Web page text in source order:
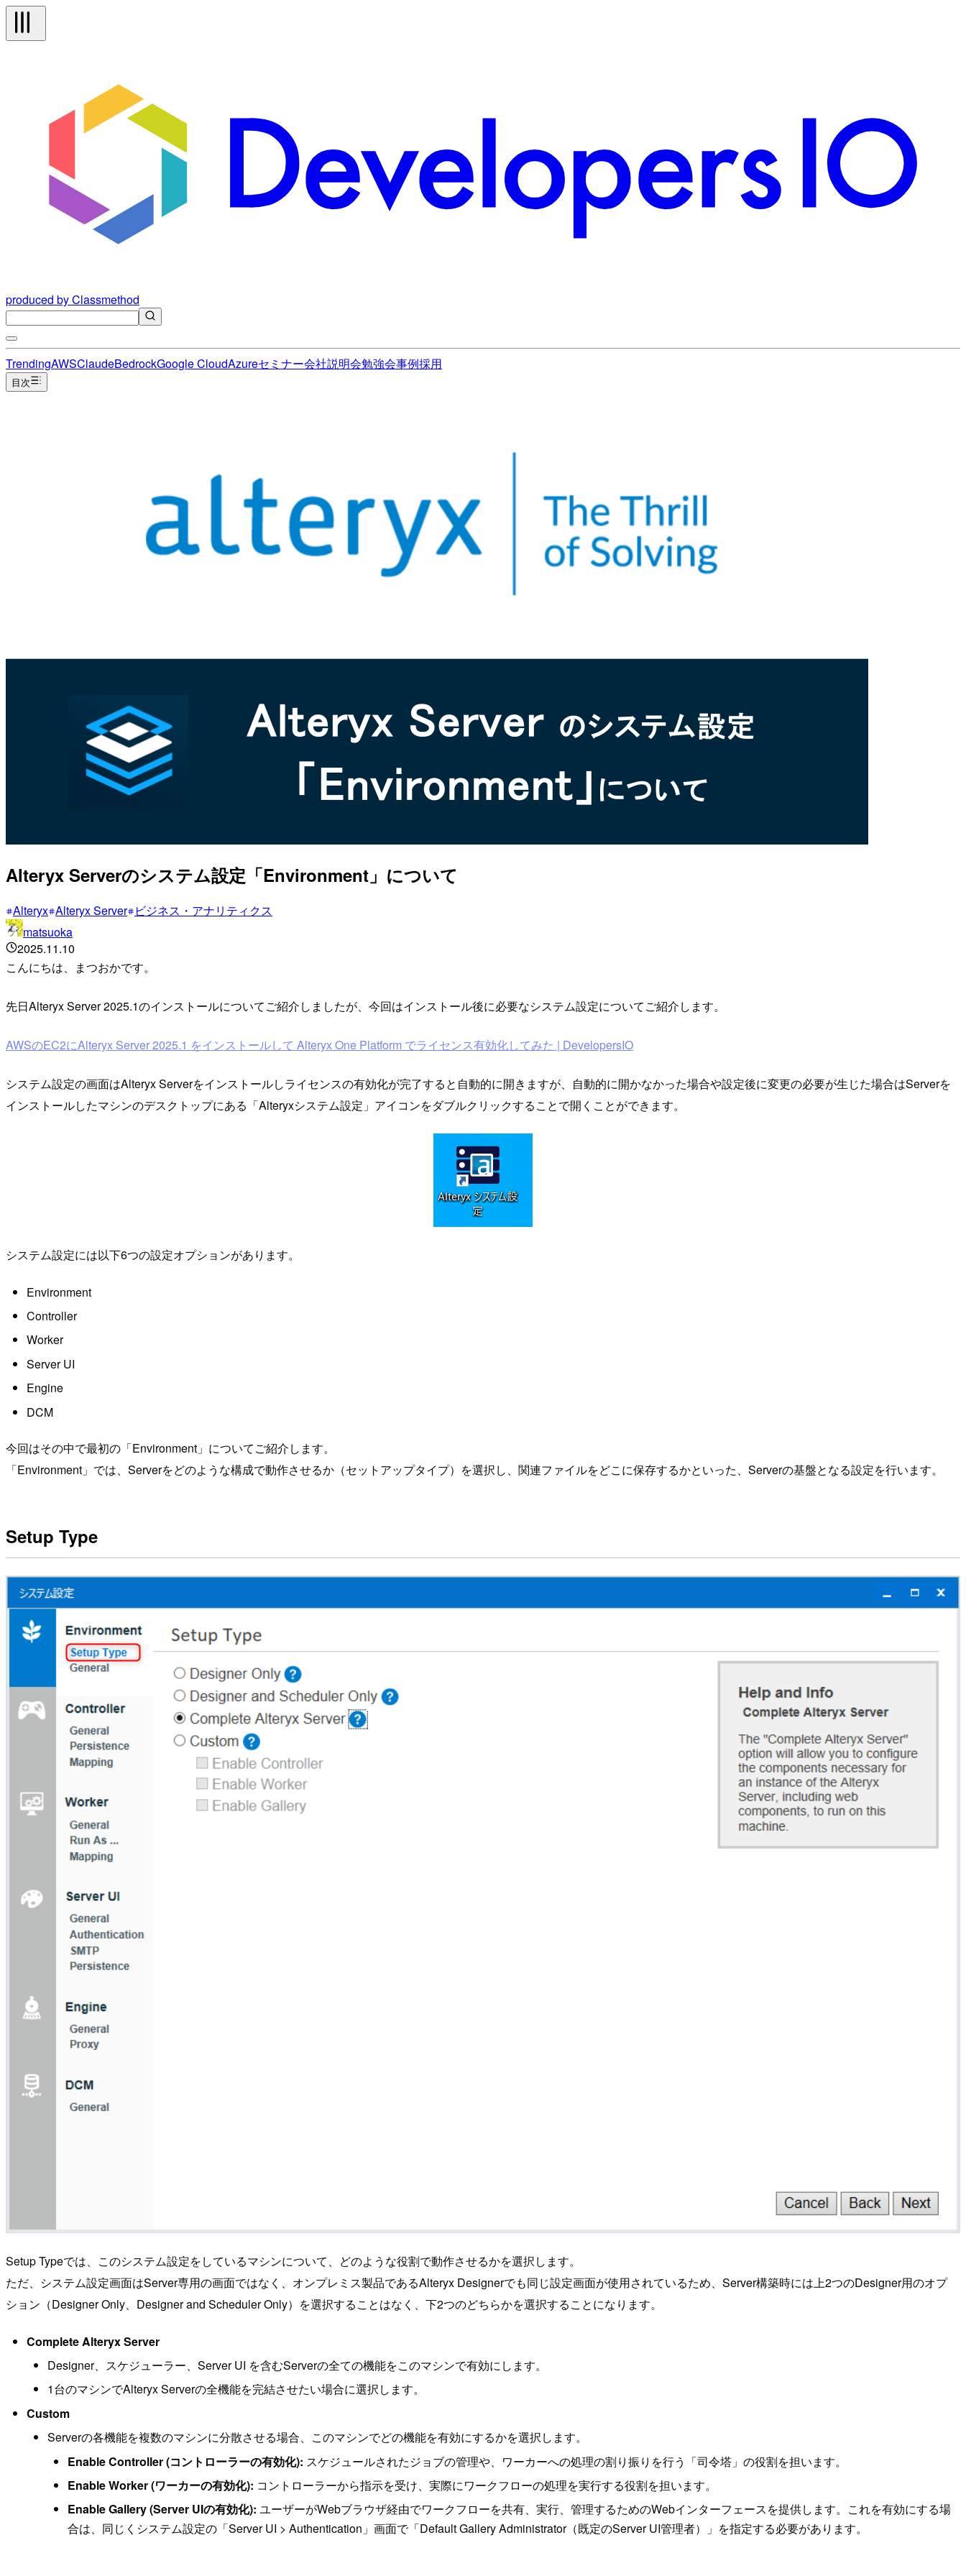
produced by Classmethod
TrendingAWSClaudeBedrockGoogle CloudAzureセミナー会社説明会勉強会事例採用
目次
Alteryx Serverのシステム設定「Environment」について
Alteryx Alteryx Server ビジネス・アナリティクス
matsuoka
2025.11.10
こんにちは、まつおかです。
先日Alteryx Server 2025.1のインストールについてご紹介しましたが、今回はインストール後に必要なシステム設定についてご紹介します。
AWSのEC2にAlteryx Server 2025.1 をインストールして Alteryx One Platform でライセンス有効化してみた | DevelopersIO
システム設定の画面はAlteryx Serverをインストールしライセンスの有効化が完了すると自動的に開きますが、自動的に開かなかった場合や設定後に変更の必要が生じた場合はServerを
インストールしたマシンのデスクトップにある「Alteryxシステム設定」アイコンをダブルクリックすることで開くことができます。
システム設定には以下6つの設定オプションがあります。
Environment
Controller
Worker
Server UI
Engine
DCM
今回はその中で最初の「Environment」についてご紹介します。
「Environment」では、Serverをどのような構成で動作させるか（セットアップタイプ）を選択し、関連ファイルをどこに保存するかといった、Serverの基盤となる設定を行います。
Setup Type
Setup Typeでは、このシステム設定をしているマシンについて、どのような役割で動作させるかを選択します。
ただ、システム設定画面はServer専用の画面ではなく、オンプレミス製品であるAlteryx Designerでも同じ設定画面が使用されているため、Server構築時には上2つのDesigner用のオプ
ション（Designer Only、Designer and Scheduler Only）を選択することはなく、下2つのどちらかを選択することになります。
Complete Alteryx Server
Designer、スケジューラー、Server UI を含むServerの全ての機能をこのマシンで有効にします。
1台のマシンでAlteryx Serverの全機能を完結させたい場合に選択します。
Custom
Serverの各機能を複数のマシンに分散させる場合、このマシンでどの機能を有効にするかを選択します。
Enable Controller (コントローラーの有効化): スケジュールされたジョブの管理や、ワーカーへの処理の割り振りを行う「司令塔」の役割を担います。
Enable Worker (ワーカーの有効化): コントローラーから指示を受け、実際にワークフローの処理を実行する役割を担います。
Enable Gallery (Server UIの有効化): ユーザーがWebブラウザ経由でワークフローを共有、実行、管理するためのWebインターフェースを提供します。これを有効にする場
合は、同じくシステム設定の「Server UI > Authentication」画面で「Default Gallery Administrator（既定のServer UI管理者）」を指定する必要があります。